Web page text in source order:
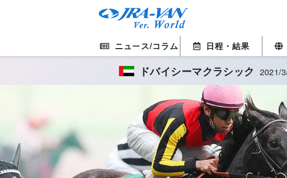
ニュース/コラム 日程・結果
ドバイシーマクラシック 2021/